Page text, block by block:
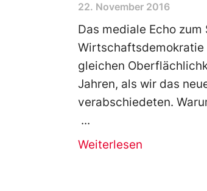
22. November 2016
Das mediale Echo
gleichen
Jahren, als wir das
verabschiedeten.
Weiterlesen